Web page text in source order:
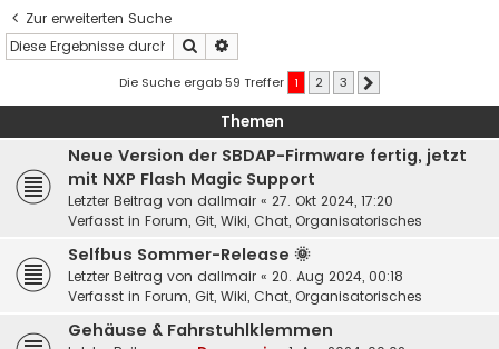
Zur erweiterten Suche
Suche
Die Suche ergab 59 Treffer 1 2 3
Themen
Neue Version der SBDAP-Firmware fertig, jetzt
mit NXP Flash Magic Support
Letzter Beitrag von dallmair « 27. Okt 2024, 17:20
Verfasst in Forum, Git, Wiki, Chat, Organisatorisches
Selfbus Sommer-Release 🌞
Letzter Beitrag von dallmair « 20. Aug 2024, 00:18
Verfasst in Forum, Git, Wiki, Chat, Organisatorisches
Gehäuse & Fahrstuhlklemmen